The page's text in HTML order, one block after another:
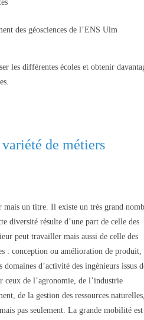
des géosciences de l’ENS Ulm
les différentes écoles et obtenir
de métiers
mais un titre. Il existe un très grand
diversité résulte d’une part de celle des
peut travailler mais aussi de celle des
: conception ou amélioration de produit,
d’activité des ingénieurs issus
de l’agronomie, de l’industrie
de la gestion des ressources
pas seulement. La grande mobilité est